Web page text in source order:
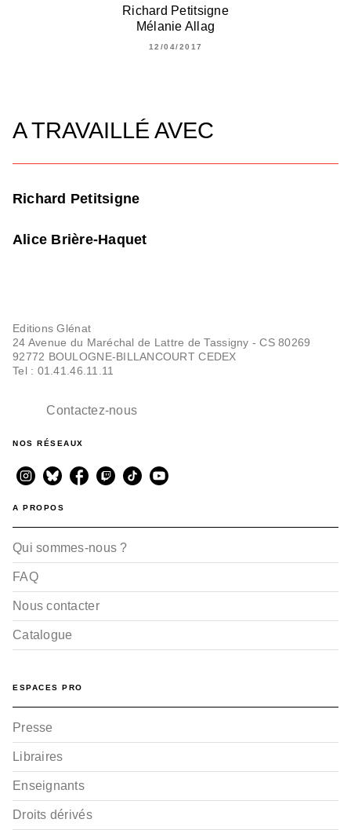
Richard Petitsigne
Mélanie Allag
12/04/2017
A TRAVAILLÉ AVEC
Richard Petitsigne
Alice Brière-Haquet
Editions Glénat
24 Avenue du Maréchal de Lattre de Tassigny - CS 80269
92772 BOULOGNE-BILLANCOURT CEDEX
Tel : 01.41.46.11.11
Contactez-nous
NOS RÉSEAUX
A PROPOS
Qui sommes-nous ?
FAQ
Nous contacter
Catalogue
ESPACES PRO
Presse
Libraires
Enseignants
Droits dérivés